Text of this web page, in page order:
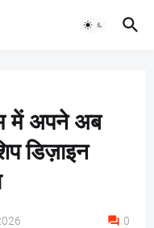
में अपने अब
डिज़ाइन
0